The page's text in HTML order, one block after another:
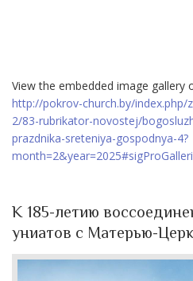
View the embedded image gallery
http://pokrov-church.by/index.php/
2/83-rubrikator-novostej/
prazdnika-sreteniya-gospodnya-4?
К 185-летию
униатов с Матерью-